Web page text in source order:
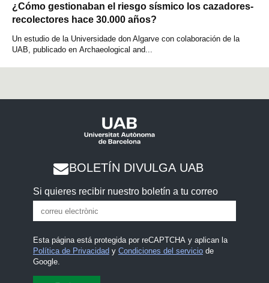
¿Cómo gestionaban el riesgo sísmico los cazadores-
recolectores hace 30.000 años?
Un estudio de la Universidade don Algarve con colaboración de la
UAB, publicado en Archaeological and...
BOLETÍN DIVULGA UAB
Si quieres recibir nuestro boletín a tu correo
Esta página está protegida por reCAPTCHA y aplican la
Política de Privacidad y Condiciones del serviciode
Google.